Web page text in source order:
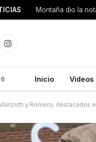
Montaña dio la
Instagram
Inicio Videos
y Romero, destacados